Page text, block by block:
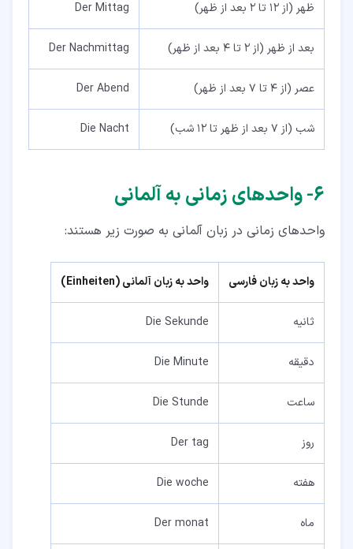
ظهر (از 12 تا 2 بعد از ظهر) Der Mittag
بعد از ظهر (از 2 تا 4 بعد از ظهر) Der Nachmittag
عصر (از 4 تا 7 بعد از ظهر) Der Abend
شب (از 7 بعد از ظهر تا 12 شب) Die Nacht
۶‏- واحدهای زمانی به آلمانی
واحدهای زمانی در زبان آلمانی به صورت زیر هستند:
واحد به زبان فارسی واحد به زبان آلمانی (Einheiten)
ثانیه Die Sekunde
دقیقه Die Minute
ساعت Die Stunde
روز Der tag
هفته Die woche
ماه Der monat